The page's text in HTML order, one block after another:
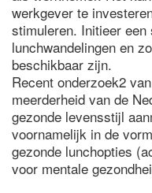
werkgever te
stimuleren. Initieer
lunchwandelingen en
beschikbaar zijn.
Recent onderzoek2
meerderheid van de
gezonde levensstijl
voornamelijk in de
gezonde lunchopties
voor mentale